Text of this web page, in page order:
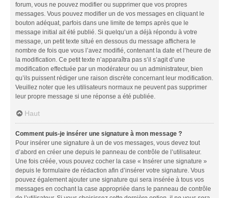
forum, vous ne pouvez modifier ou supprimer que vos propres
messages. Vous pouvez modifier un de vos messages en cliquant le
bouton adéquat, parfois dans une limite de temps après que le
message initial ait été publié. Si quelqu’un a déjà répondu à votre
message, un petit texte situé en dessous du message affichera le
nombre de fois que vous l’avez modifié, contenant la date et l’heure de
la modification. Ce petit texte n’apparaîtra pas s’il s’agit d’une
modification effectuée par un modérateur ou un administrateur, bien
qu’ils puissent rédiger une raison discrète concernant leur modification.
Veuillez noter que les utilisateurs normaux ne peuvent pas supprimer
leur propre message si une réponse a été publiée.
Haut
Comment puis-je insérer une signature à mon message ?
Pour insérer une signature à un de vos messages, vous devez tout
d’abord en créer une depuis le panneau de contrôle de l’utilisateur.
Une fois créée, vous pouvez cocher la case « Insérer une signature »
depuis le formulaire de rédaction afin d’insérer votre signature. Vous
pouvez également ajouter une signature qui sera insérée à tous vos
messages en cochant la case appropriée dans le panneau de contrôle